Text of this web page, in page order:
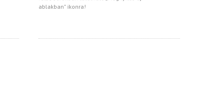
ablakban” ikonra!